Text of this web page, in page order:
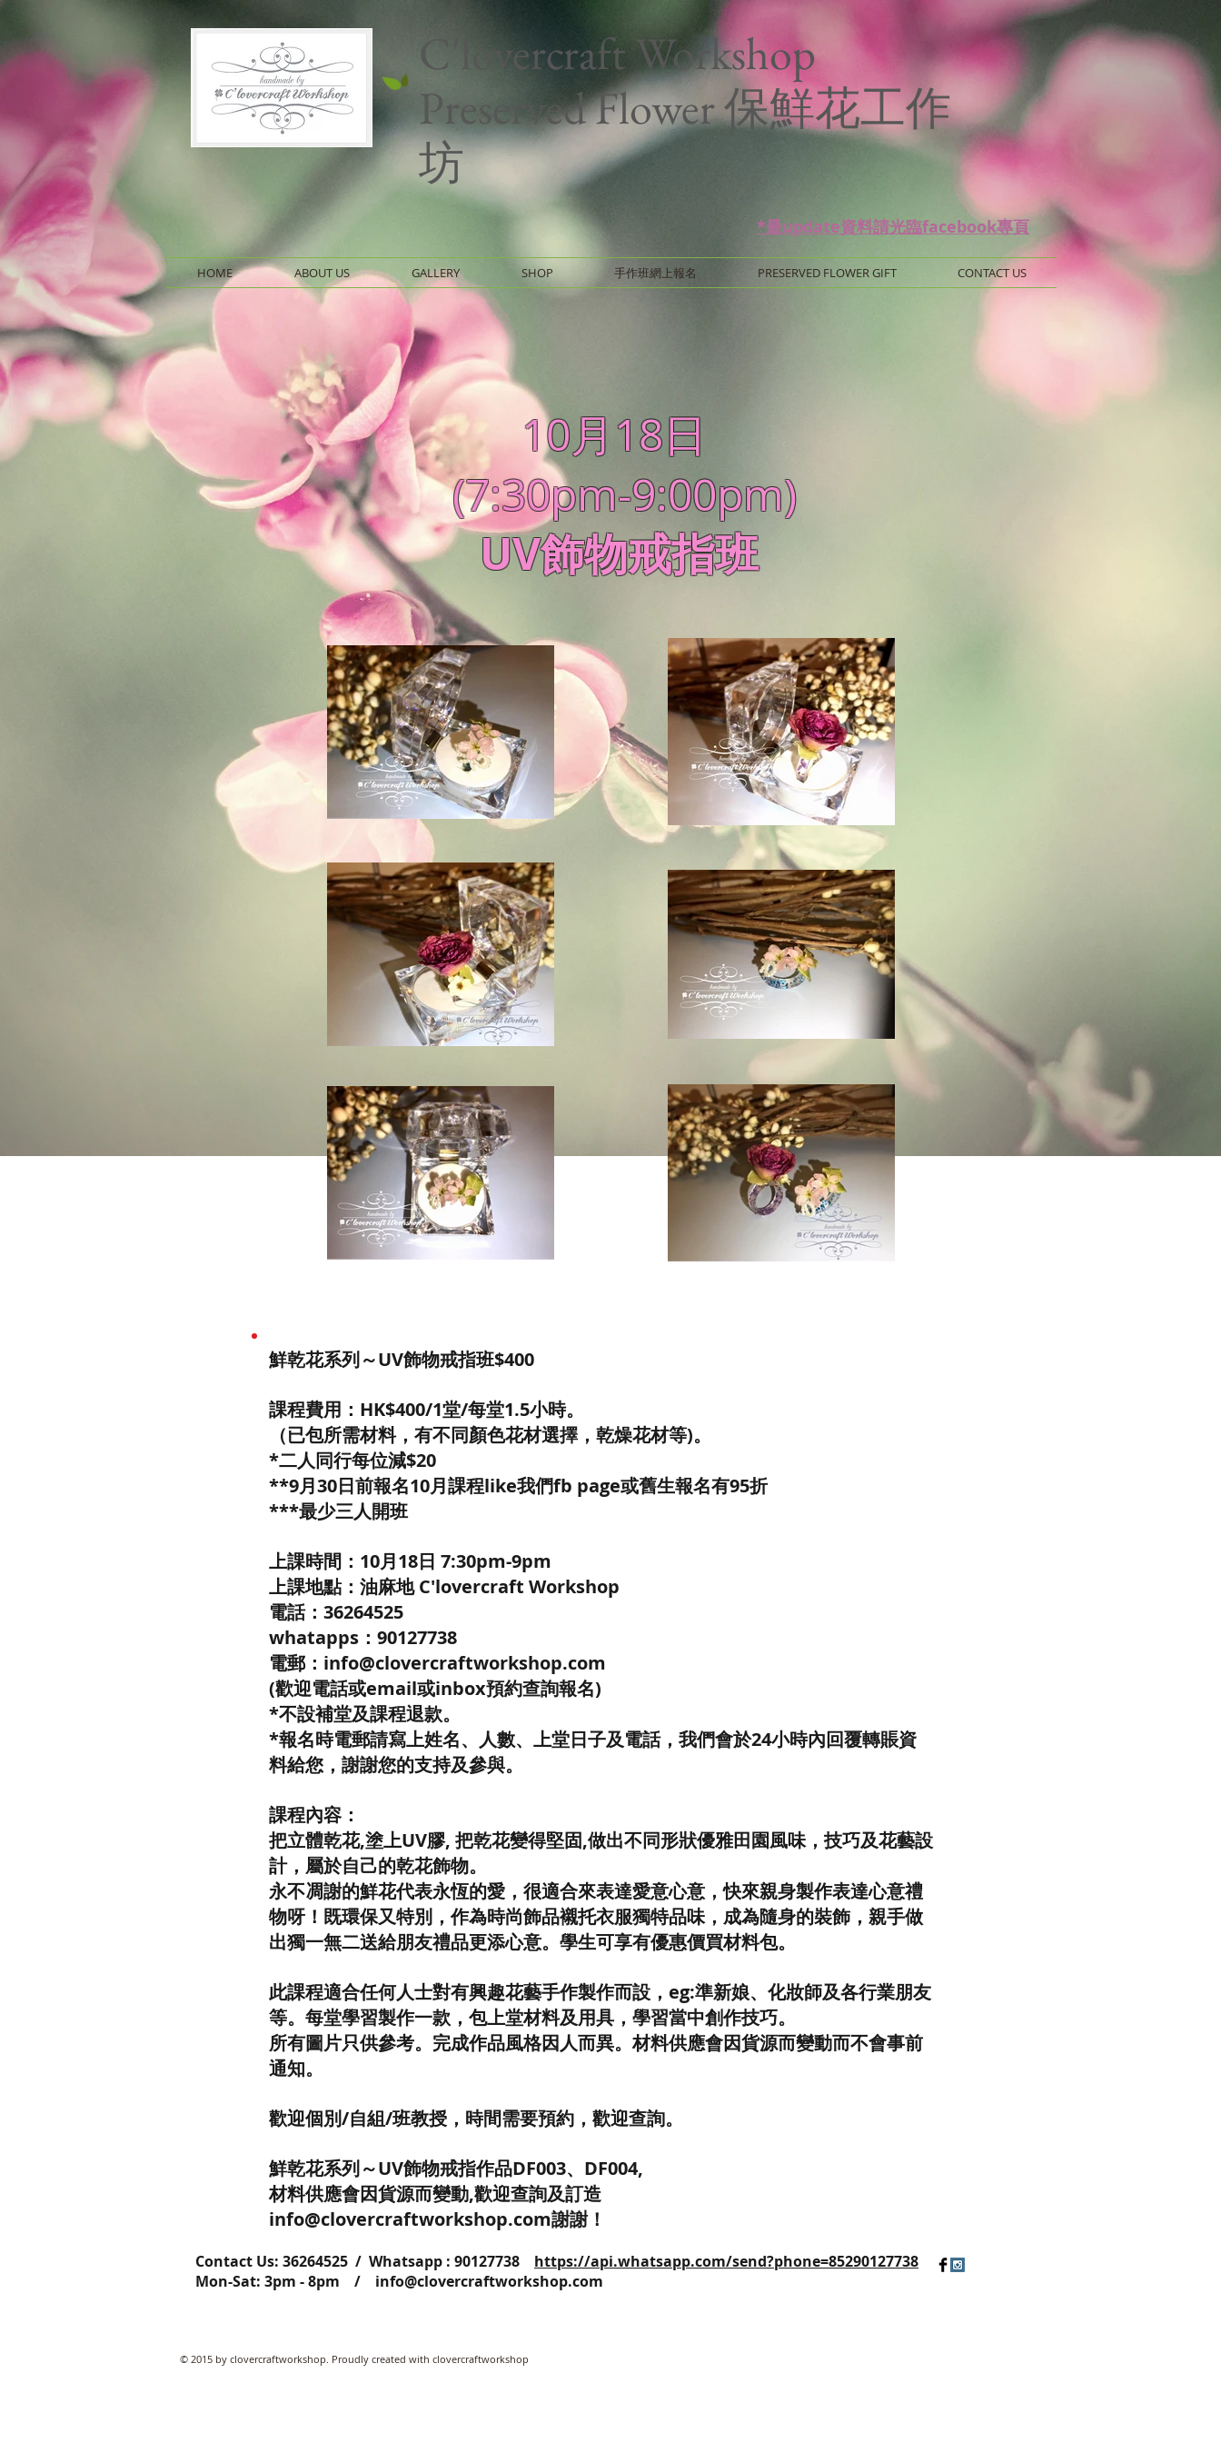
C'lovercraft Workshop
Preserved Flower 保鮮花工作
坊
*最update資料請光臨facebook專頁
HOME ABOUT US GALLERY SHOP 手作班網上報名 PRESERVED FLOWER GIFT CONTACT US
10月18日
(7:30pm-9:00pm)
UV飾物戒指班
鮮乾花系列～UV飾物戒指班$400
課程費用：HK$400/1堂/每堂1.5小時。
（已包所需材料，有不同顏色花材選擇，乾燥花材等)。
*二人同行每位減$20
**9月30日前報名10月課程like我們fb page或舊生報名有95折
***最少三人開班
上課時間：10月18日 7:30pm-9pm
上課地點：油麻地 C'lovercraft Workshop
電話：36264525
whatapps：90127738
電郵：info@clovercraftworkshop.com
(歡迎電話或email或inbox預約查詢報名)
*不設補堂及課程退款。
*報名時電郵請寫上姓名、人數、上堂日子及電話，我們會於24小時內回覆轉賬資
料給您，謝謝您的支持及參與。
課程內容：
把立體乾花,塗上UV膠, 把乾花變得堅固,做出不同形狀優雅田園風味，技巧及花藝設
計，屬於自己的乾花飾物。
永不凋謝的鮮花代表永恆的愛，很適合來表達愛意心意，快來親身製作表達心意禮
物呀！既環保又特別，作為時尚飾品襯托衣服獨特品味，成為隨身的裝飾，親手做
出獨一無二送給朋友禮品更添心意。學生可享有優惠價買材料包。
此課程適合任何人士對有興趣花藝手作製作而設，eg:準新娘、化妝師及各行業朋友
等。每堂學習製作一款，包上堂材料及用具，學習當中創作技巧。
所有圖片只供參考。完成作品風格因人而異。材料供應會因貨源而變動而不會事前
通知。
歡迎個別/自組/班教授，時間需要預約，歡迎查詢。
鮮乾花系列～UV飾物戒指作品DF003、DF004,
材料供應會因貨源而變動,歡迎查詢及訂造
info@clovercraftworkshop.com謝謝！
Contact Us: ​​​​​​​​​​​​​​​​​​​​36264525 / Whatsapp : 90127738 https://api.whatsapp.com/send?phone=85290127738
Mon-Sat: 3pm - 8pm / info@clovercraftworkshop.com
© 2015 by clovercraftworkshop. Proudly created with clovercraftworkshop